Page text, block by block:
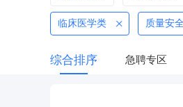
临床医学类 质量安
综合排序 急聘专区